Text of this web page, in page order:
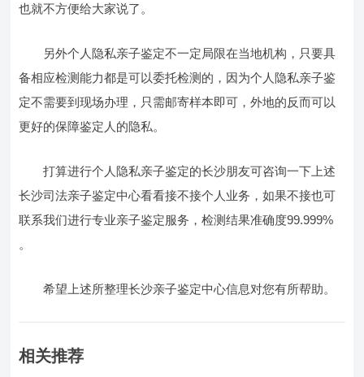
也就不方便给大家说了。
另外个人隐私亲子鉴定不一定局限在当地机构，只要具
备相应检测能力都是可以委托检测的，因为个人隐私亲子鉴
定不需要到现场办理，只需邮寄样本即可，外地的反而可以
更好的保障鉴定人的隐私。
打算进行个人隐私亲子鉴定的长沙朋友可咨询一下上述
长沙司法亲子鉴定中心看看接不接个人业务，如果不接也可
联系我们进行专业亲子鉴定服务，检测结果准确度99.999%
。
希望上述所整理长沙亲子鉴定中心信息对您有所帮助。
相关推荐